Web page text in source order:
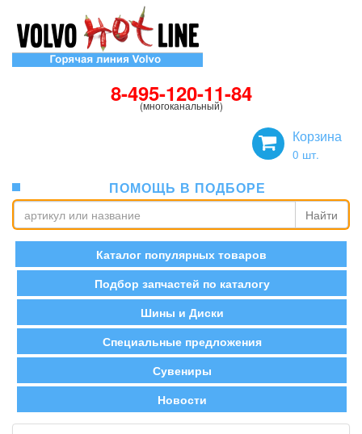
8-495-120-11-84
(многоканальный)
Корзина
0 шт.
ПОМОЩЬ В ПОДБОРЕ
Найти
Каталог популярных товаров
Подбор запчастей по каталогу
Шины и Диски
Специальные предложения
Сувениры
Новости